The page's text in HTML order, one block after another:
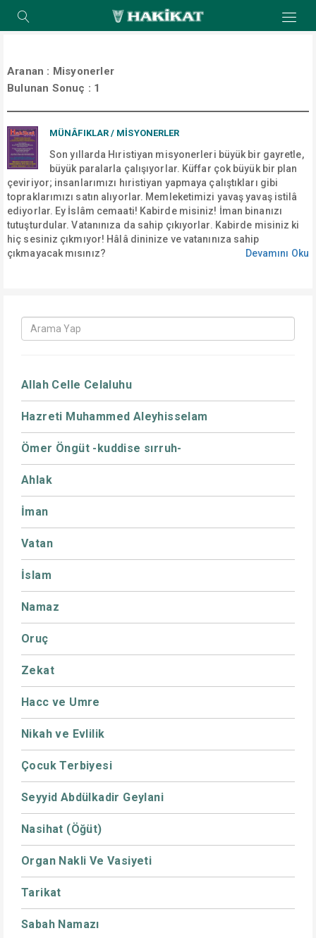
Aranan : Misyonerler
Bulunan Sonuç : 1
MÜNÂFIKLAR / MİSYONERLER
Son yıllarda Hıristiyan misyonerleri büyük bir gayretle,
büyük paralarla çalışıyorlar. Küffar çok büyük bir plan
çeviriyor; insanlarımızı hıristiyan yapmaya çalıştıkları gibi
topraklarımızı satın alıyorlar. Memleketimizi yavaş yavaş istilâ
ediyorlar. Ey İslâm cemaati! Kabirde misiniz! İman binanızı
tutuşturdular. Vatanınıza da sahip çıkıyorlar. Kabirde misiniz ki
hiç sesiniz çıkmıyor! Hâlâ dininize ve vatanınıza sahip
çıkmayacak mısınız?
Devamını Oku
Allah Celle Celaluhu
Hazreti Muhammed Aleyhisselam
Ömer Öngüt -kuddise sırruh-
Ahlak
İman
Vatan
İslam
Namaz
Oruç
Zekat
Hacc ve Umre
Nikah ve Evlilik
Çocuk Terbiyesi
Seyyid Abdülkadir Geylani
Nasihat (Öğüt)
Organ Nakli Ve Vasiyeti
Tarikat
Sabah Namazı